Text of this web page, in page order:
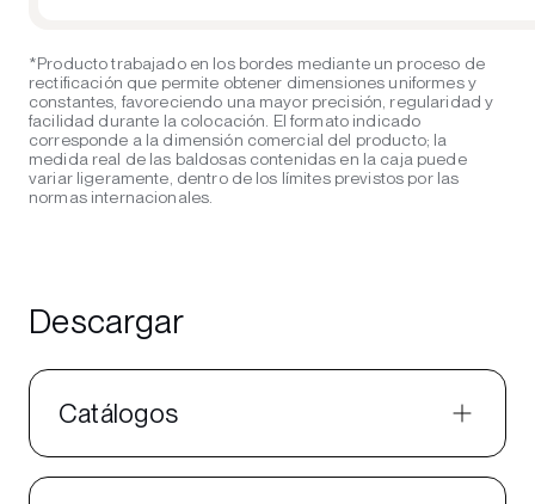
*Producto trabajado en los bordes mediante un proceso de
rectificación que permite obtener dimensiones uniformes y
constantes, favoreciendo una mayor precisión, regularidad y
facilidad durante la colocación. El formato indicado
corresponde a la dimensión comercial del producto; la
medida real de las baldosas contenidas en la caja puede
variar ligeramente, dentro de los límites previstos por las
normas internacionales.
Descargar
Catálogos